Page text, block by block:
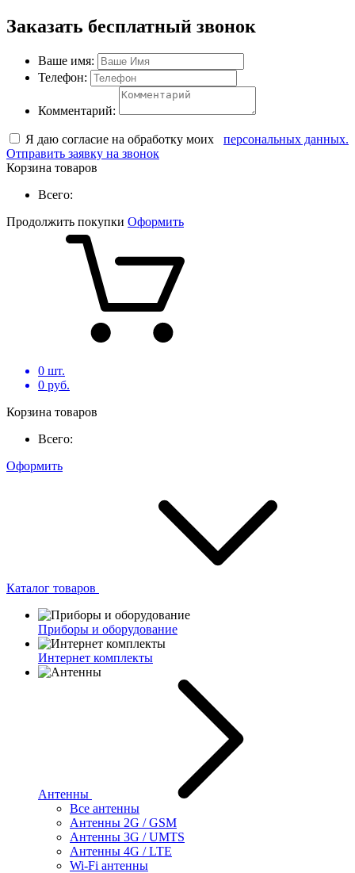
Заказать бесплатный звонок
Ваше имя:
Телефон:
Комментарий:
Я даю согласие на обработку моих
персональных данных.
Отправить заявку на звонок
Корзина товаров
Всего:
Продолжить покупки Оформить
0 шт.
0 руб.
Корзина товаров
Всего:
Оформить
Каталог товаров
Приборы и оборудование
Интернет комплекты
Антенны
Все антенны
Антенны 2G / GSM
Антенны 3G / UMTS
Антенны 4G / LTE
Wi-Fi антенны